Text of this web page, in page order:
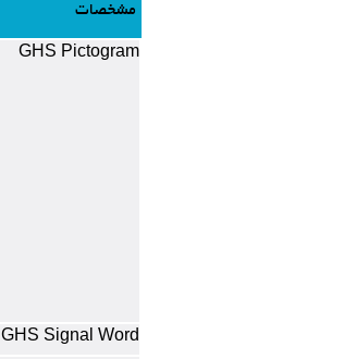
مشخصات
GHS Pictogram
GHS Signal Word